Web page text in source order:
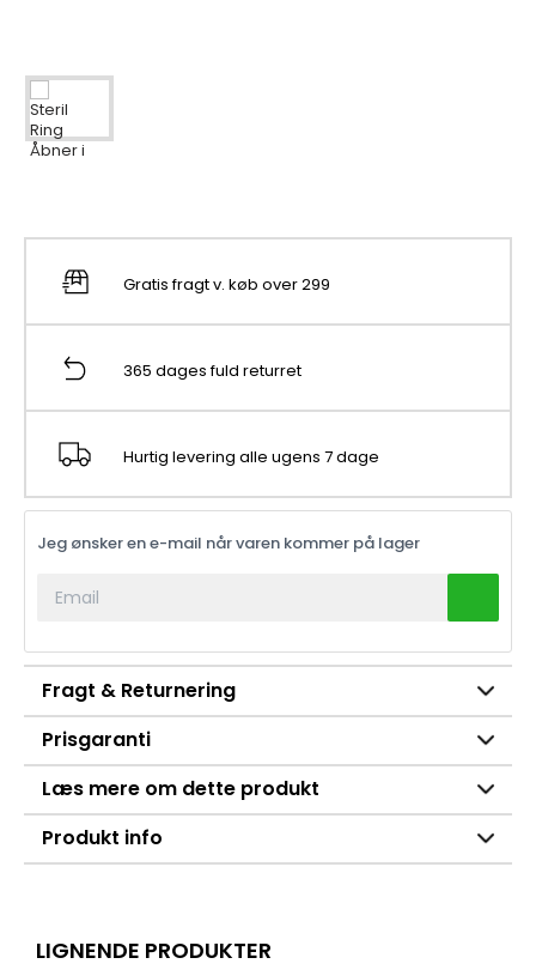
Gratis fragt v. køb over 299
365 dages fuld returret
Hurtig levering alle ugens 7 dage
Jeg ønsker en e-mail når varen kommer på lager
Fragt & Returnering
Prisgaranti
Læs mere om dette produkt
Produkt info
LIGNENDE PRODUKTER